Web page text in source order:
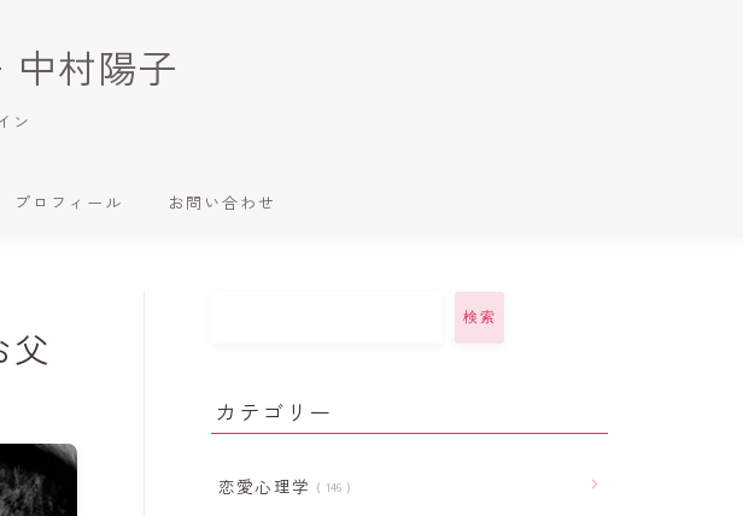
中村陽子
ン
プロフィール お問い合わせ
父
検索
カテゴリー
恋愛心理学 146